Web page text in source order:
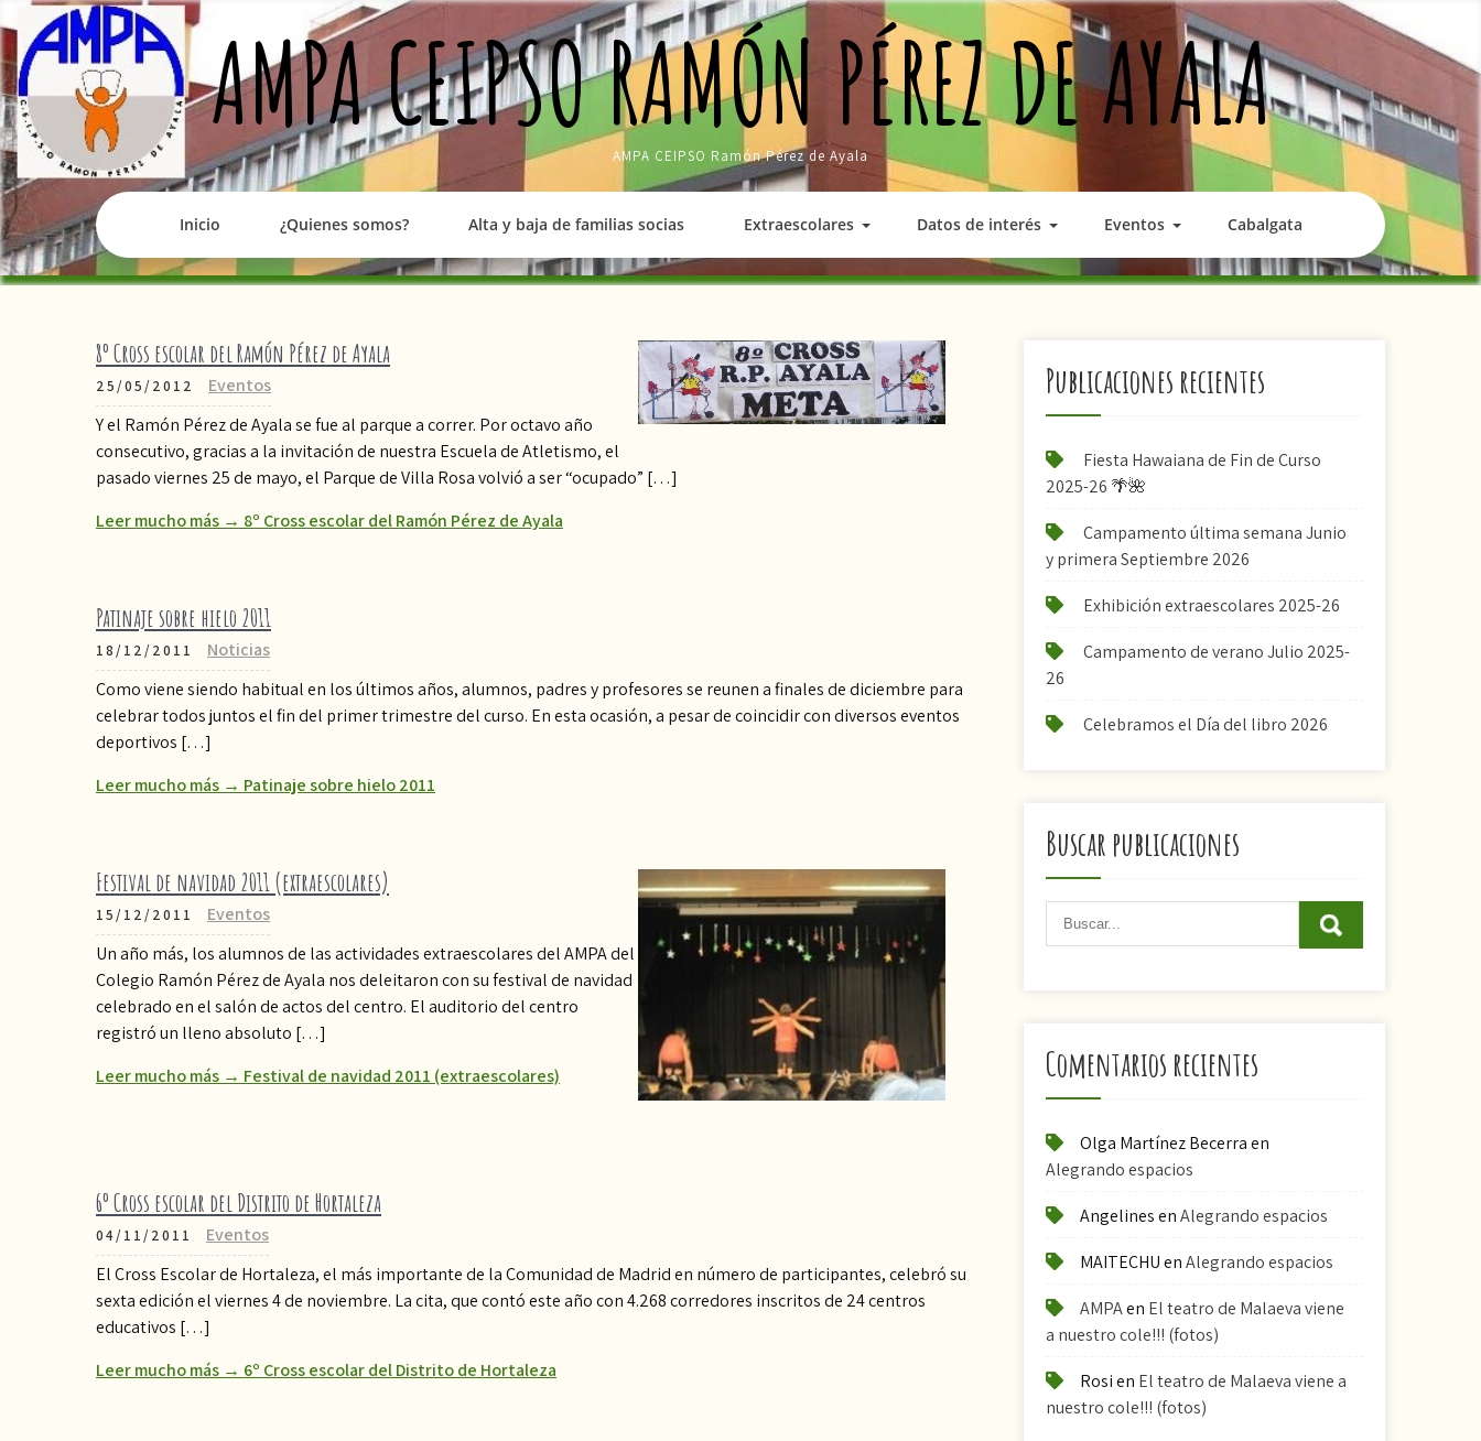
to
content
AMPA CEIPSO RAMÓN PÉREZ DE AYALA
AMPA CEIPSO Ramón Pérez de Ayala
Inicio ¿Quienes somos? Alta y baja de familias socias Extraescolares Datos de interés Eventos Cabalgata
8º Cross escolar del Ramón Pérez de Ayala
25/05/2012
Eventos
Y el Ramón Pérez de Ayala se fue al parque a correr. Por octavo año
consecutivo, gracias a la invitación de nuestra Escuela de Atletismo, el
pasado viernes 25 de mayo, el Parque de Villa Rosa volvió a ser “ocupado” […]
Leer mucho más → 8º Cross escolar del Ramón Pérez de Ayala
Patinaje sobre hielo 2011
18/12/2011
Noticias
Como viene siendo habitual en los últimos años, alumnos, padres y profesores se reunen a finales de diciembre para
celebrar todos juntos el fin del primer trimestre del curso. En esta ocasión, a pesar de coincidir con diversos eventos
deportivos […]
Leer mucho más → Patinaje sobre hielo 2011
Festival de navidad 2011 (extraescolares)
15/12/2011
Eventos
Un año más, los alumnos de las actividades extraescolares del AMPA del
Colegio Ramón Pérez de Ayala nos deleitaron con su festival de navidad
celebrado en el salón de actos del centro. El auditorio del centro
registró un lleno absoluto […]
Leer mucho más → Festival de navidad 2011 (extraescolares)
6º Cross escolar del Distrito de Hortaleza
04/11/2011
Eventos
El Cross Escolar de Hortaleza, el más importante de la Comunidad de Madrid en número de participantes, celebró su
sexta edición el viernes 4 de noviembre. La cita, que contó este año con 4.268 corredores inscritos de 24 centros
educativos […]
Leer mucho más → 6º Cross escolar del Distrito de Hortaleza
Publicaciones recientes
Fiesta Hawaiana de Fin de Curso
2025-26 🌴🌺
Campamento última semana Junio
y primera Septiembre 2026
Exhibición extraescolares 2025-26
Campamento de verano Julio 2025-
26
Celebramos el Día del libro 2026
Buscar publicaciones
Comentarios recientes
Olga Martínez Becerraen
Alegrando espacios
AngelinesenAlegrando espacios
MAITECHUenAlegrando espacios
AMPAen El teatro de Malaeva viene
a nuestro cole!!! (fotos)
Rosien El teatro de Malaeva viene a
nuestro cole!!! (fotos)